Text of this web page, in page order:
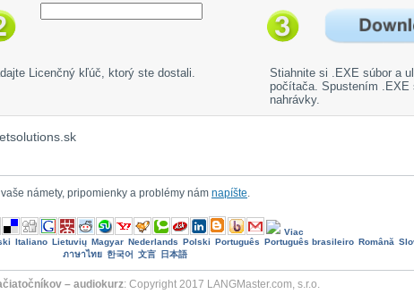
Licenčný kľúč, ktorý ste dostali.
Stiahnite si .EXE súbor a
počítača. Spustením .EXE
nahrávky.
námety, pripomienky a problémy nám napíšte
Viac
Italiano Lietuvių Magyar Nederlands Polski Português Português brasileiro Română
ภาษาไทย 한국어 文言 日本語
– audiokurz: Copyright 2017 LANGMaster.com, s.r.o.